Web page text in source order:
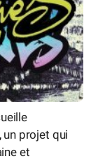
un projet qui
et